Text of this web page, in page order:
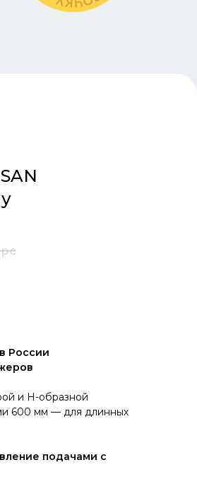
pc
России
и H-образной
600 мм — для длинных
подачами с